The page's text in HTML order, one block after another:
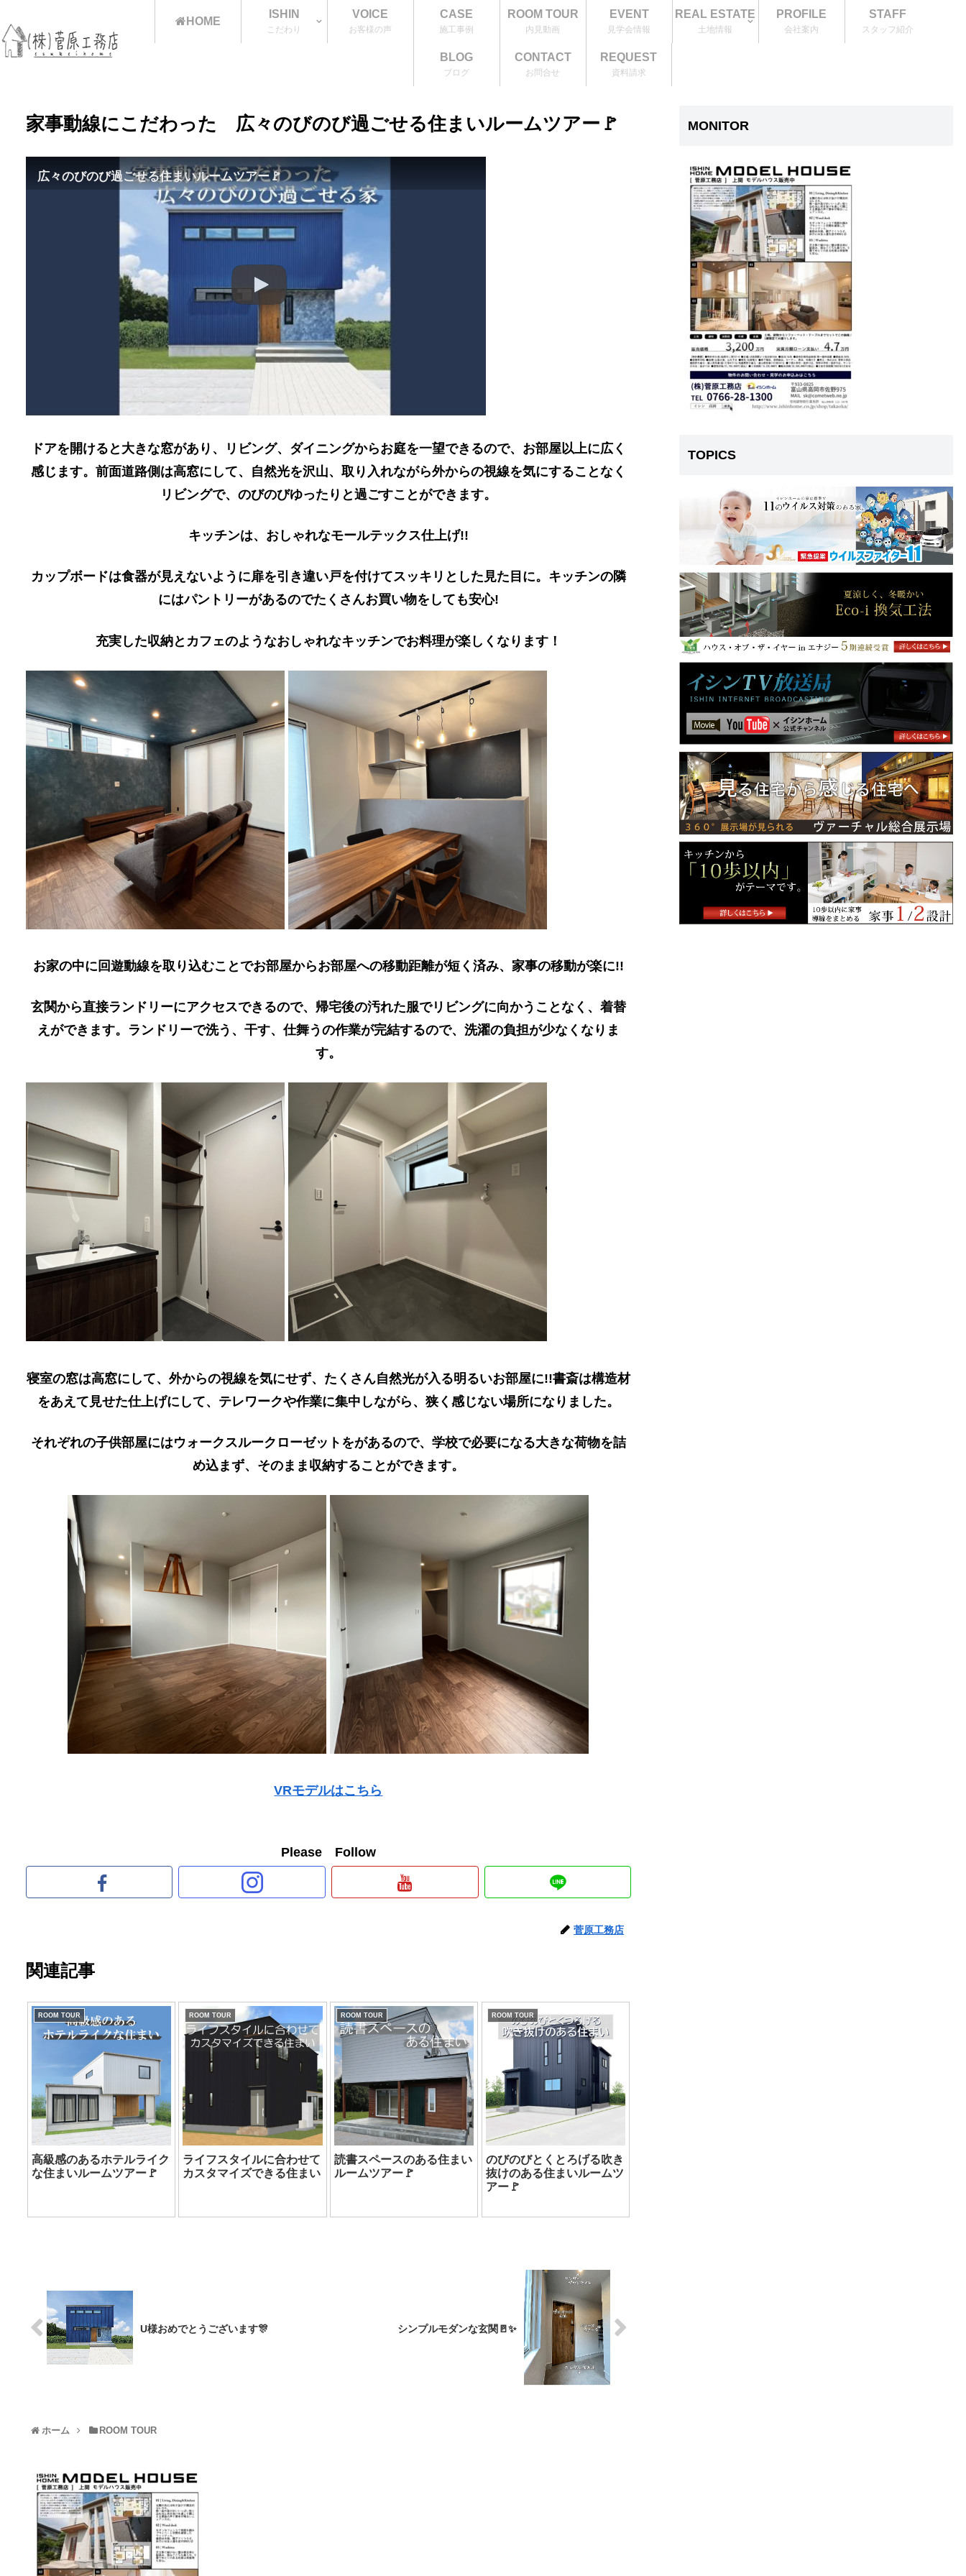
HOME
ISHIN
こだわり
VOICE
お客様の声
CASE
施工事例
ROOM TOUR
内見動画
EVENT
見学会情報
REAL ESTATE
土地情報
PROFILE
会社案内
STAFF
スタッフ紹介
BLOG
ブログ
CONTACT
お問合せ
REQUEST
資料請求
家事動線にこだわった 広々のびのび過ごせる住まいルームツアー🚩
広々のびのび過ごせる住まいルームツアー🚩
ドアを開けると大きな窓があり、リビング、ダイニングからお庭を一望できるので、お部屋以上に広く
感じます。前面道路側は高窓にして、自然光を沢山、取り入れながら外からの視線を気にすることなく
リビングで、のびのびゆったりと過ごすことができます。
キッチンは、おしゃれなモールテックス仕上げ!!
カップボードは食器が見えないように扉を引き違い戸を付けてスッキリとした見た目に。キッチンの隣
にはパントリーがあるのでたくさんお買い物をしても安心!
充実した収納とカフェのようなおしゃれなキッチンでお料理が楽しくなります！
お家の中に回遊動線を取り込むことでお部屋からお部屋への移動距離が短く済み、家事の移動が楽に!!
玄関から直接ランドリーにアクセスできるので、帰宅後の汚れた服でリビングに向かうことなく、着替
えができます。ランドリーで洗う、干す、仕舞うの作業が完結するので、洗濯の負担が少なくなりま
す。
寝室の窓は高窓にして、外からの視線を気にせず、たくさん自然光が入る明るいお部屋に!!書斎は構造材
をあえて見せた仕上げにして、テレワークや作業に集中しながら、狭く感じない場所になりました。
それぞれの子供部屋にはウォークスルークローゼットをがあるので、学校で必要になる大きな荷物を詰
め込まず、そのまま収納することができます。
VRモデルはこちら
Please Follow
菅原工務店
関連記事
ROOM TOUR
高級感のあるホテルライク
な住まいルームツアー🚩
ROOM TOUR
ライフスタイルに合わせて
カスタマイズできる住まい
ROOM TOUR
読書スペースのある住まい
ルームツアー🚩
ROOM TOUR
のびのびとくとろげる吹き
抜けのある住まいルームツ
アー🚩
U様おめでとうございます🎊 シンプルモダンな玄関🚪✨
ホーム ROOM TOUR
MONITOR
TOPICS